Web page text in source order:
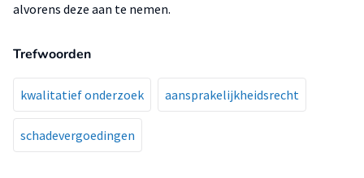
alvorens deze aan te nemen.
Trefwoorden
kwalitatief onderzoek aansprakelijkheidsrecht
schadevergoedingen